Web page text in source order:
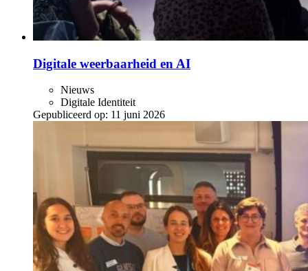
Digitale weerbaarheid en AI
Nieuws
Digitale Identiteit
Gepubliceerd op: 11 juni 2026